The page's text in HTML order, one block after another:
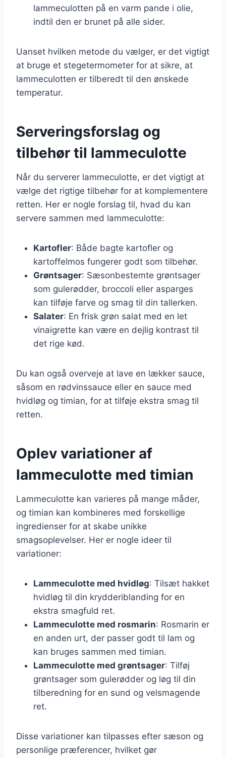
lammeculotten på en varm pande i olie,
indtil den er brunet på alle sider.
Uanset hvilken metode du vælger, er det vigtigt
at bruge et stegetermometer for at sikre, at
lammeculotten er tilberedt til den ønskede
temperatur.
Serveringsforslag og
tilbehør til lammeculotte
Når du serverer lammeculotte, er det vigtigt at
vælge det rigtige tilbehør for at komplementere
retten. Her er nogle forslag til, hvad du kan
servere sammen med lammeculotte:
Kartofler: Både bagte kartofler og
kartoffelmos fungerer godt som tilbehør.
Grøntsager: Sæsonbestemte grøntsager
som gulerødder, broccoli eller asparges
kan tilføje farve og smag til din tallerken.
Salater: En frisk grøn salat med en let
vinaigrette kan være en dejlig kontrast til
det rige kød.
Du kan også overveje at lave en lækker sauce,
såsom en rødvinssauce eller en sauce med
hvidløg og timian, for at tilføje ekstra smag til
retten.
Oplev variationer af
lammeculotte med timian
Lammeculotte kan varieres på mange måder,
og timian kan kombineres med forskellige
ingredienser for at skabe unikke
smagsoplevelser. Her er nogle ideer til
variationer:
Lammeculotte med hvidløg: Tilsæt hakket
hvidløg til din krydderiblanding for en
ekstra smagfuld ret.
Lammeculotte med rosmarin: Rosmarin er
en anden urt, der passer godt til lam og
kan bruges sammen med timian.
Lammeculotte med grøntsager: Tilføj
grøntsager som gulerødder og løg til din
tilberedning for en sund og velsmagende
ret.
Disse variationer kan tilpasses efter sæson og
personlige præferencer, hvilket gør